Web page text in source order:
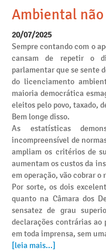
Ambiental
20/07/2025
Sempre contando com o
cansam de repetir o
parlamentar que se sente
do licenciamento
maioria democrática
eleitos pelo povo, taxado,
Bem longe disso.
As estatísticas
incompreensível de
ampliam os critérios de
aumentam os custos da
em operação, vão cobrar
Por sorte, os dois
quanto na Câmara dos
sensatez de grau
declarações contrárias ao
em toda imprensa, sem
[leia mais...]